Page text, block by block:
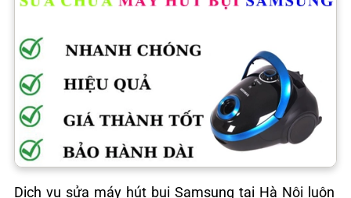
Dịch vụ sửa máy hút bụi Samsung tại Hà Nội luôn